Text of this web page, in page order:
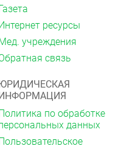
ресурсы
учреждения
связь
по обработке
данных